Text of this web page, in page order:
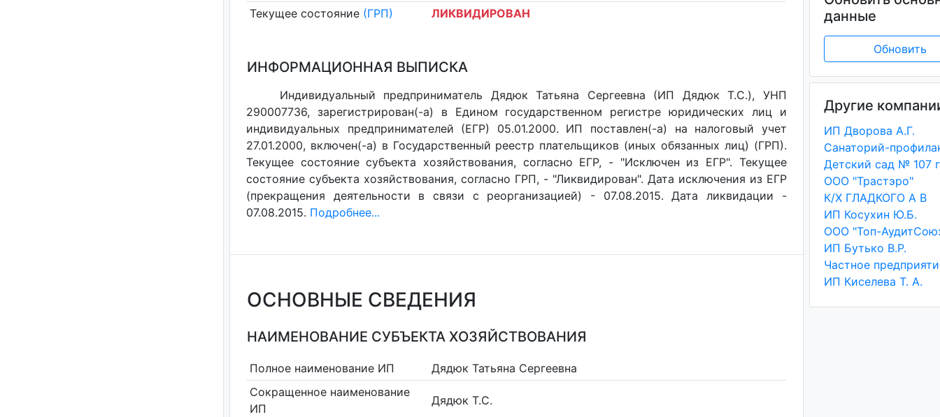
Текущее состояние (ГРП) ЛИКВИДИРОВАН
ИНФОРМАЦИОННАЯ ВЫПИСКА
Индивидуальный предприниматель Дядюк Татьяна Сергеевна (ИП Дядюк Т.С.), УНП
290007736, зарегистрирован(-а) в Едином государственном регистре юридических лиц и
индивидуальных предпринимателей (ЕГР) 05.01.2000. ИП поставлен(-a) на налоговый учет
27.01.2000, включен(-a) в Государственный реестр плательщиков (иных обязанных лиц) (ГРП).
Текущее состояние субъекта хозяйствования, согласно ЕГР, - "Исключен из ЕГР". Текущее
состояние субъекта хозяйствования, согласно ГРП, - "Ликвидирован". Дата исключения из ЕГР
(прекращения деятельности в связи с реорганизацией) - 07.08.2015. Дата ликвидации -
07.08.2015. Подробнее...
ОСНОВНЫЕ СВЕДЕНИЯ
НАИМЕНОВАНИЕ СУБЪЕКТА ХОЗЯЙСТВОВАНИЯ
Полное наименование ИП
Дядюк Татьяна Сергеевна
Сокращенное наименование
ИП
Дядюк Т.С.
данные
Обновить
Другие
ИП Дворова А.Г.
ООО "Трастэро"
К/Х ГЛАДКОГО А В
ИП Косухин Ю.Б.
ООО "Топ-
ИП Бутько В.Р.
ИП Киселева Т. А.